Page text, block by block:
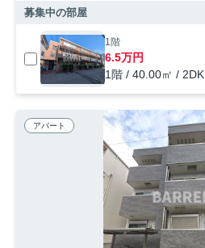
募集中の部屋
1階
6.5万円
1階 / 40.00㎡ / 2DK
アパート